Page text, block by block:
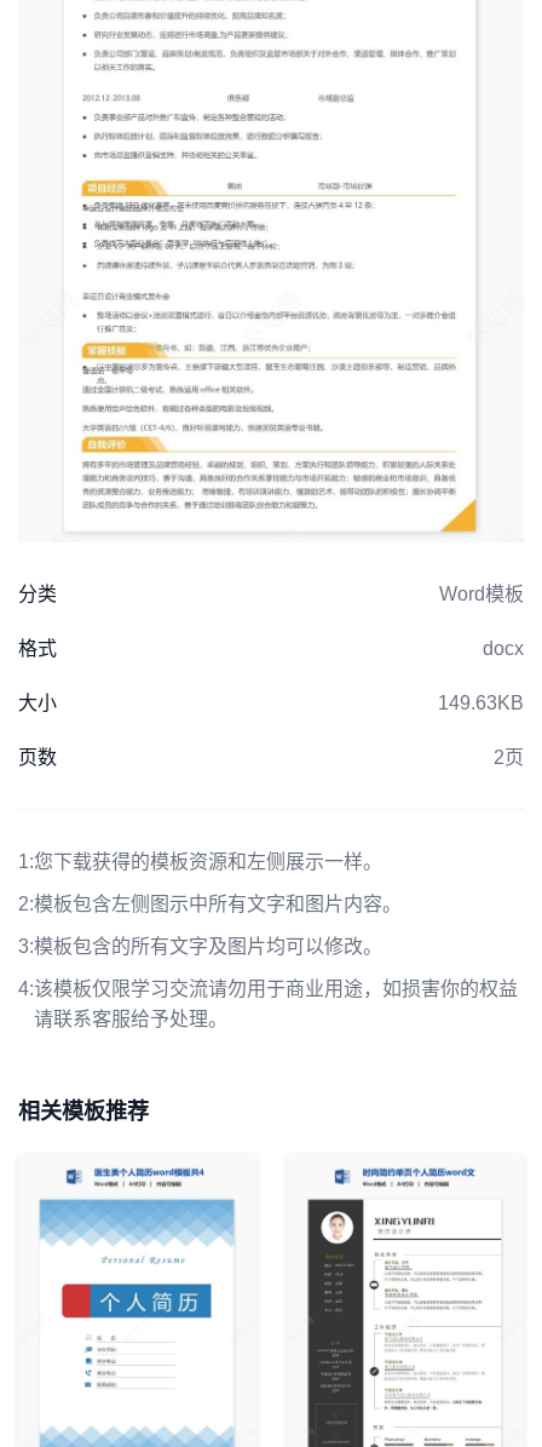
分类 Word模板
格式 docx
大小 149.63KB
页数 2页
1:您下载获得的模板资源和左侧展示一样。
2:模板包含左侧图示中所有文字和图片内容。
3:模板包含的所有文字及图片均可以修改。
4:该模板仅限学习交流请勿用于商业用途，如损害你的权益
请联系客服给予处理。
相关模板推荐